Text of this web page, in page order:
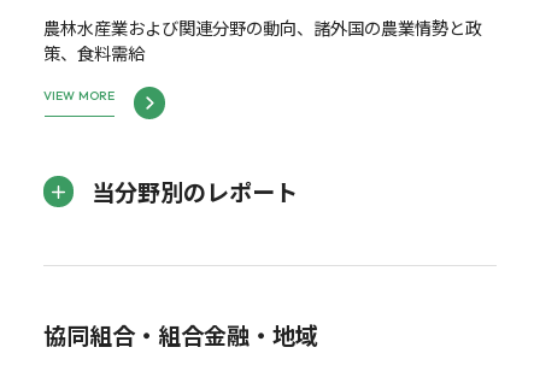
農林水産業および関連分野の動向、諸外国の農業情勢と政
策、食料需給
VIEW MORE
当分野別のレポート
協同組合・組合金融・地域